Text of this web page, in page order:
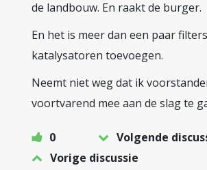
de landbouw. En raakt de burger.
En het is meer dan een paar
katalysatoren toevoegen.
Neemt niet weg dat ik
voortvarend mee aan de slag te
0
Volgende
Vorige discussie